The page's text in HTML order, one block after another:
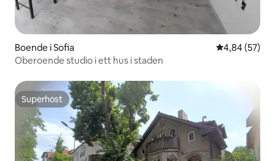
Boende i Sofia 4,84 av 5 i
4,84 (57)
Oberoende studio i ett hus i staden
Superhost
Superhost